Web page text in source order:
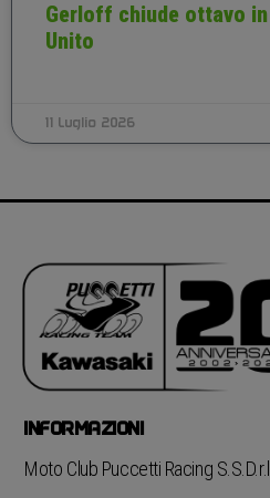
Gerloff chiude ottavo in
Unito
11 Luglio 2026
INFORMAZIONI
Moto Club Puccetti Racing S.S.D.r.l.